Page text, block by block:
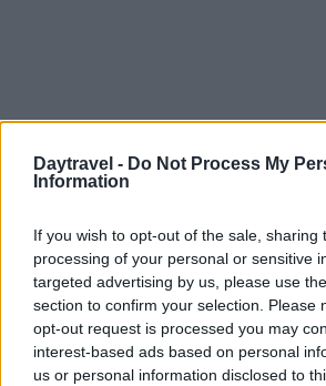
Daytravel - Do Not Process My
Information
If you wish to opt-out of the sale, sharing
processing of your personal or sensitive
targeted advertising by us, please use
section to confirm your selection. Please
opt-out request is processed you may
interest-based ads based on personal
us or personal information disclosed to